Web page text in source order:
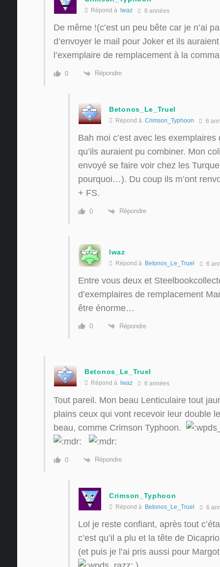
Répond à lwaz 6 années
De même !(c’est un peu bête car je n’ai
d’envoyer le mail pour Joker et ils
l’exemplaire de remplacement à la
0 Répondre
Betonos_Le_Truel
Répond à Crimson_Typhoon 6
Bah moi c’est avec les
qu’ils auraient pu combiner. Mon
envoyé se faire voir chez les
pourquoi…). Du coup ils m’ont
+ FS.
0 Répondre
lwaz
Répond à Betonos_Le_Truel 6
Entre vous deux et
d’exemplaires de remplacement
être énorme…
0 Répondre
Betonos_Le_Truel
Répond à lwaz 6 années
Tout pareil. Mon beau Lenticulaire tout
plains ceux qui vont recevoir leur double
beau, comme Crimson Typhoon.
0 Répondre
Crimson_Typhoon
Répond à Betonos_Le_Truel 6
Lol je reste confiant, après tout
c’est qu’il a plu et la tête de
(et puis je l’ai pris aussi pour